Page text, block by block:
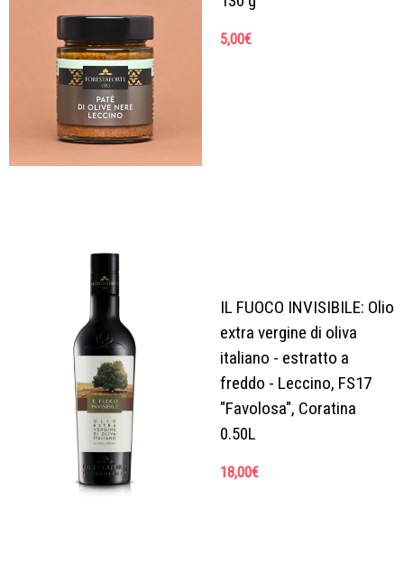
5,00€
IL FUOCO INVISIBILE: Olio
extra vergine di oliva
italiano - estratto a
freddo - Leccino, FS17
"Favolosa", Coratina
0.50L
18,00€